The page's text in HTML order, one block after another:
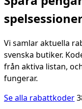
Vi samlar aktuella
svenska butiker.
från aktiva listan,
fungerar.
Se alla rabattkoder